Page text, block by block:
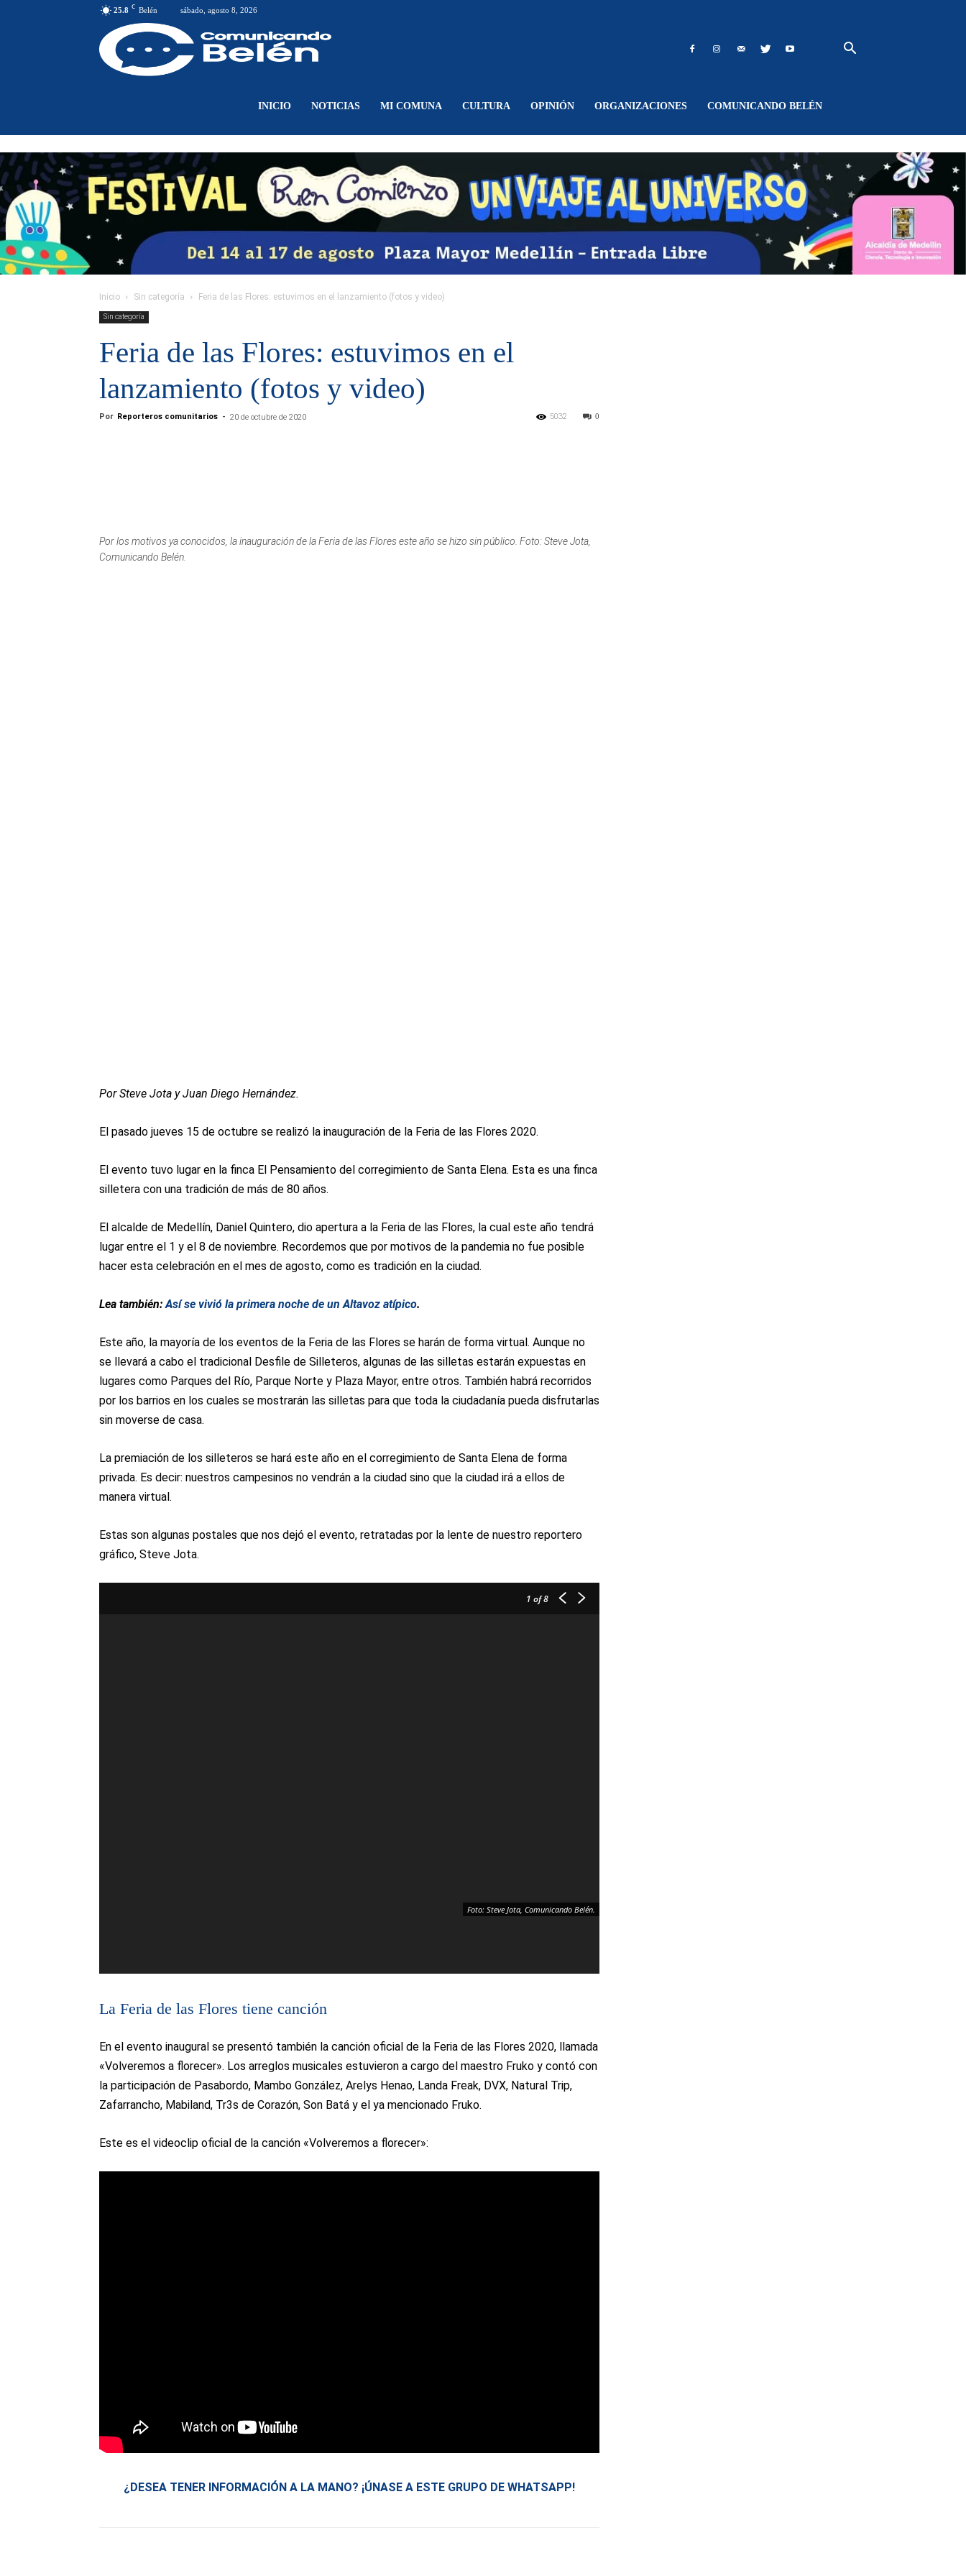
25.8 C Belén sábado, agosto 8, 2026
Belén
INICIO NOTICIAS MI COMUNA CULTURA OPINIÓN ORGANIZACIONES COMUNICANDO BELÉN
Inicio Sin categoría Feria de las Flores: estuvimos en el lanzamiento (fotos y video)
Sin categoría
Feria de las Flores: estuvimos en el
lanzamiento (fotos y video)
Por Reporteros comunitarios - 20 de octubre de 2020 0
5032
Por los motivos ya conocidos, la inauguración de la Feria de las Flores este año se hizo sin público. Foto: Steve Jota,
Comunicando Belén.
Por Steve Jota y Juan Diego Hernández.
El pasado jueves 15 de octubre se realizó la inauguración de la Feria de las Flores 2020.
El evento tuvo lugar en la finca El Pensamiento del corregimiento de Santa Elena. Esta es una finca
silletera con una tradición de más de 80 años.
El alcalde de Medellín, Daniel Quintero, dio apertura a la Feria de las Flores, la cual este año tendrá
lugar entre el 1 y el 8 de noviembre. Recordemos que por motivos de la pandemia no fue posible
hacer esta celebración en el mes de agosto, como es tradición en la ciudad.
Lea también:Así se vivió la primera noche de un Altavoz atípico.
Este año, la mayoría de los eventos de la Feria de las Flores se harán de forma virtual. Aunque no
se llevará a cabo el tradicional Desfile de Silleteros, algunas de las silletas estarán expuestas en
lugares como Parques del Río, Parque Norte y Plaza Mayor, entre otros. También habrá recorridos
por los barrios en los cuales se mostrarán las silletas para que toda la ciudadanía pueda disfrutarlas
sin moverse de casa.
La premiación de los silleteros se hará este año en el corregimiento de Santa Elena de forma
privada. Es decir: nuestros campesinos no vendrán a la ciudad sino que la ciudad irá a ellos de
manera virtual.
Estas son algunas postales que nos dejó el evento, retratadas por la lente de nuestro reportero
gráfico, Steve Jota.
1 of 8
Foto: Steve Jota, Comunicando Belén.
La Feria de las Flores tiene canción
En el evento inaugural se presentó también la canción oficial de la Feria de las Flores 2020, llamada
«Volveremos a florecer». Los arreglos musicales estuvieron a cargo del maestro Fruko y contó con
la participación de Pasabordo, Mambo González, Arelys Henao, Landa Freak, DVX, Natural Trip,
Zafarrancho, Mabiland, Tr3s de Corazón, Son Batá y el ya mencionado Fruko.
Este es el videoclip oficial de la canción «Volveremos a florecer»:
¿DESEA TENER INFORMACIÓN A LA MANO? ¡ÚNASE A ESTE GRUPO DE WHATSAPP!